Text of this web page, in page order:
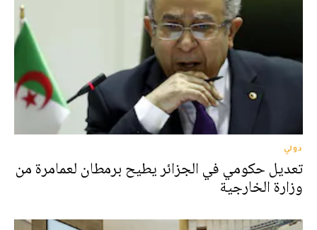
دولي
تعديل حكومي في الجزائر يطيح برمطان لعمامرة من
وزارة الخارجية